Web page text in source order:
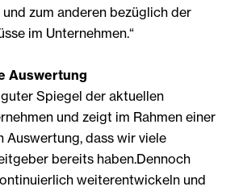
zum anderen bezüglich der
im Unternehmen.“
Auswertung
Spiegel der aktuellen
und zeigt im Rahmen einer
Auswertung, dass wir viele
bereits haben.Dennoch
weiterentwickeln und